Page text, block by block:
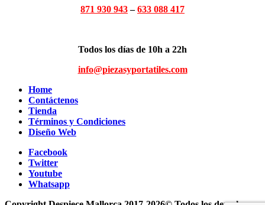
871 930 943–633 088 417
Todos los días de 10h a 22h
info@piezasyportatiles.com
Home
Contáctenos
Tienda
Términos y Condiciones
Diseño Web
Facebook
Twitter
Youtube
Whatsapp